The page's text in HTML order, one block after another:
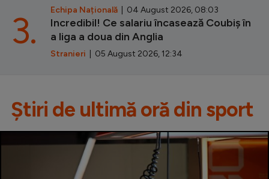
Echipa Națională | 04 August 2026, 08:03
Incredibil! Ce salariu încasează Coubiș în
a liga a doua din Anglia
Stranieri | 05 August 2026, 12:34
3.
Știri de ultimă oră din sport